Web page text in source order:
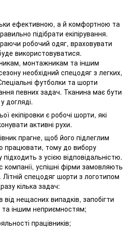
ефективною, а й комфортною та
підібрати екіпірування.
робочий одяг, враховувати
використовуватися.
монтажникам та іншим
необхідний спецодяг з легких,
футболки та шорти
певних задач. Тканина має бути
догляді.
екіпіровки є робочі шорти, які
активні рухи.
прагне, щоб його підлеглим
працювати, тому до вибору
з усією відповідальністю.
успішні фірми замовляють
Літній спецодяг шорти з логотипом
кілька задач:
від нещасних випадків, запобігти
іншим неприємностям;
працівників;